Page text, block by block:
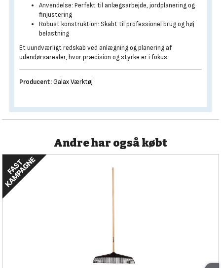
Anvendelse: Perfekt til anlægsarbejde, jordplanering og
finjustering
Robust konstruktion: Skabt til professionel brug og høj
belastning
Et uundværligt redskab ved anlægning og planering af
udendørsarealer, hvor præcision og styrke er i fokus.
Producent:Galax Værktøj
Andre har også købt